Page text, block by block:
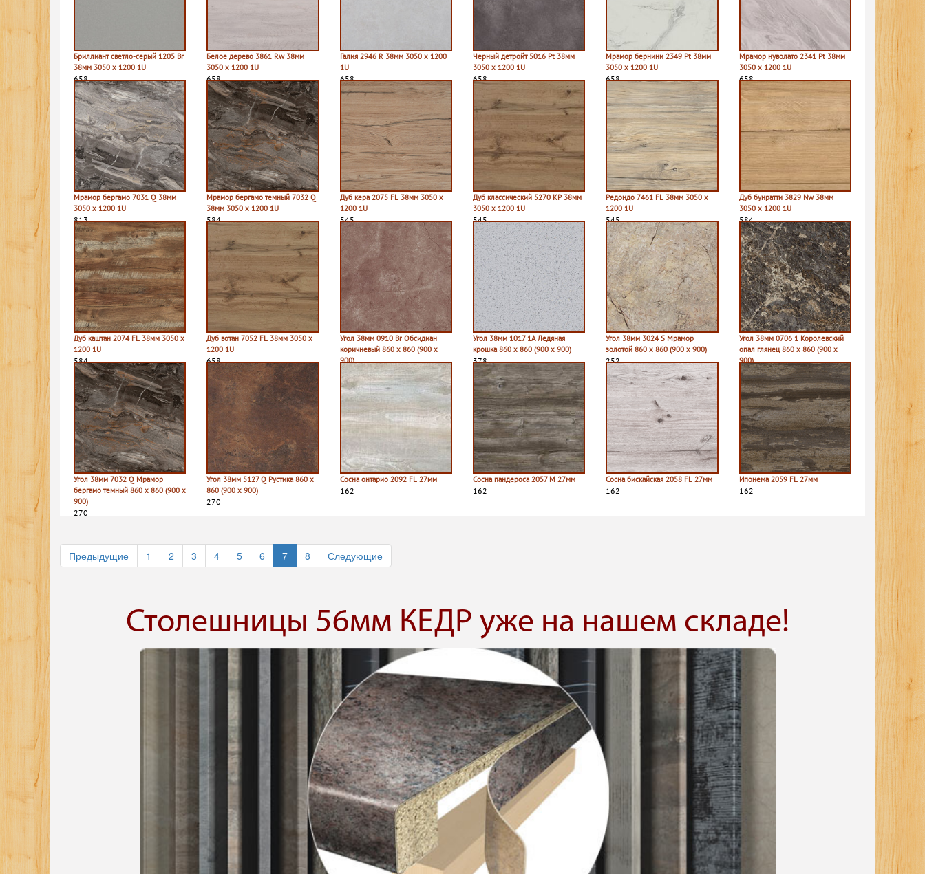
Бриллиант светло-серый 1205 Br
38мм 3050 х 1200 1U
658
Белое дерево 3861 Rw 38мм
3050 х 1200 1U
658
Галия 2946 R 38мм 3050 х 1200
1U
658
Черный детройт 5016 Pt 38мм
3050 х 1200 1U
658
Мрамор бернини 2349 Pt 38мм
3050 х 1200 1U
658
Мрамор нуволато 2341 Pt 38мм
3050 х 1200 1U
658
Мрамор бергамо 7031 Q 38мм
3050 х 1200 1U
813
Мрамор бергамо темный 7032 Q
38мм 3050 х 1200 1U
584
Дуб кера 2075 FL 38мм 3050 х
1200 1U
545
Дуб классический 5270 КР 38мм
3050 х 1200 1U
545
Редондо 7461 FL 38мм 3050 х
1200 1U
545
Дуб бунратти 3829 Nw 38мм
3050 х 1200 1U
584
Дуб каштан 2074 FL 38мм 3050 х
1200 1U
584
Дуб вотан 7052 FL 38мм 3050 х
1200 1U
658
Угол 38мм 0910 Br Обсидиан
коричневый 860 х 860 (900 х
900)
270
Угол 38мм 1017 1A Ледяная
крошка 860 х 860 (900 х 900)
378
Угол 38мм 3024 S Мрамор
золотой 860 х 860 (900 х 900)
252
Угол 38мм 0706 1 Королевский
опал глянец 860 х 860 (900 х
900)
270
Угол 38мм 7032 Q Мрамор
бергамо темный 860 х 860 (900 х
900)
270
Угол 38мм 5127 Q Рустика 860 х
860 (900 х 900)
270
Сосна онтарио 2092 FL 27мм
162
Сосна пандероса 2057 M 27мм
162
Сосна бискайская 2058 FL 27мм
162
Ипонема 2059 FL 27мм
162
Предыдущие 1 2 3 4 5 6 7 8 Следующие
Столешницы 56мм КЕДР уже на нашем складе!